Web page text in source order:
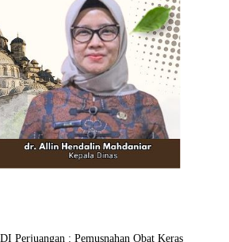
Perjuangan : Pemusnahan Obat Keras